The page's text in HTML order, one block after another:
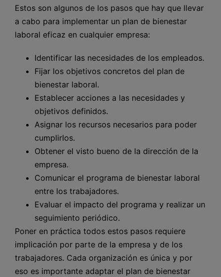
Estos son algunos de los pasos que hay que llevar
a cabo para implementar un plan de bienestar
laboral eficaz en cualquier empresa:
Identificar las necesidades de los empleados.
Fijar los objetivos concretos del plan de
bienestar laboral.
Establecer acciones a las necesidades y
objetivos definidos.
Asignar los recursos necesarios para poder
cumplirlos.
Obtener el visto bueno de la dirección de la
empresa.
Comunicar el programa de bienestar laboral
entre los trabajadores.
Evaluar el impacto del programa y realizar un
seguimiento periódico.
Poner en práctica todos estos pasos requiere
implicación por parte de la empresa y de los
trabajadores. Cada organización es única y por
eso es importante adaptar el plan de bienestar